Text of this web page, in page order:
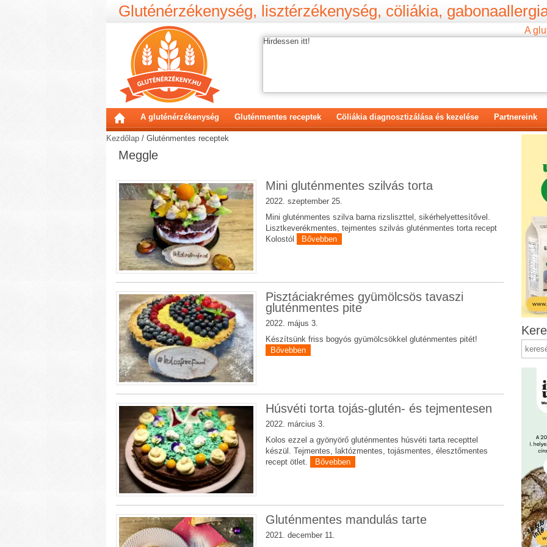
Gluténérzékenység, lisztérzékenység, cöliákia,
A
Hirdessen itt!
A gluténérzékenység Gluténmentes receptek Cöliákia diagnosztizálása és kezelése Partnereink
Kezdőlap / Gluténmentes receptek
Meggle
Mini gluténmentes szilvás torta
2022. szeptember 25.
Mini gluténmentes szilva barna rizsliszttel, sikérhelyettesítővel.
Lisztkeverékmentes, tejmentes szilvás gluténmentes torta recept
Kolostól
Bővebben
Pisztáciakrémes gyümölcsös tavaszi
gluténmentes pite
2022. május 3.
Készítsünk friss bogyós gyümölcsökkel gluténmentes pitét!
Bővebben
Húsvéti torta tojás-glutén- és tejmentesen
2022. március 3.
Kolos ezzel a gyönyörő gluténmentes húsvéti tarta recepttel
készül. Tejmentes, laktózmentes, tojásmentes, élesztőmentes
recept ötlet.
Bővebben
Gluténmentes mandulás tarte
2021. december 11.